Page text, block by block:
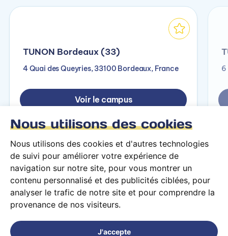
Nous utilisons des cookies
Nous utilisons des cookies et d'autres technologies
de suivi pour améliorer votre expérience de
navigation sur notre site, pour vous montrer un
contenu personnalisé et des publicités ciblées, pour
analyser le trafic de notre site et pour comprendre la
provenance de nos visiteurs.
J'accepte
TUNON Bordeaux (33)
4 Quai des Queyries, 33100 Bordeaux, France
Voir le campus
6
Conditions générales d’utilisation